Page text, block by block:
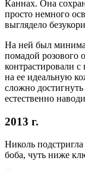
Каннах. Она
просто немного
выглядело
На ней был
помадой розового
контрастировали
на ее идеальную
сложно
естественно
2013 г.
Николь
боба, чуть ниже